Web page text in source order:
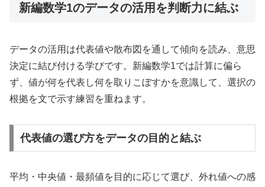
新編数学1のデータの活用を判断力に結ぶ
データの活用は代表値や散布図を通して傾向を読み、意思
決定に結び付ける学びです。新編数学1では計算に偏ら
ず、値が何を代表し何を取りこぼすかを意識して、選択の
根拠を文で示す練習を重ねます。
代表値の選び方をデータの目的と結ぶ
平均・中央値・最頻値を目的に応じて選び、外れ値への感